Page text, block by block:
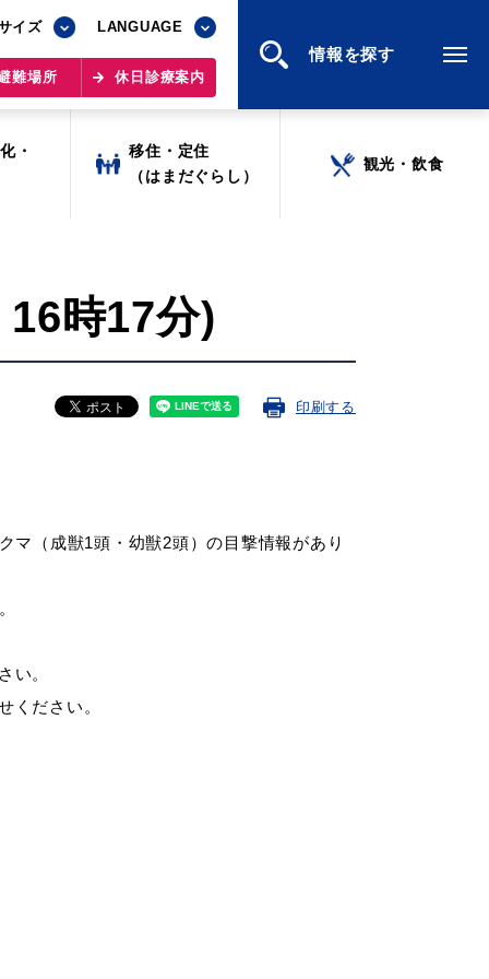
イズ LANGUAGE
難場所 休日診療案内
情報を探す
イズ LANGUAGE
難場所 休日診療案内
情報を探す
・
移住・定住
（はまだぐらし）
観光・飲食
税金 ごみ・リサイクル
各種相談窓口
・
移住・定住
（はまだぐらし）
観光・飲食
時17分)
印刷する
（成獣1頭・幼獣2頭）の目撃情報があり
い。
ください。